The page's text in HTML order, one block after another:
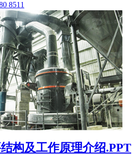
8511
构及工作原理介绍.PPT